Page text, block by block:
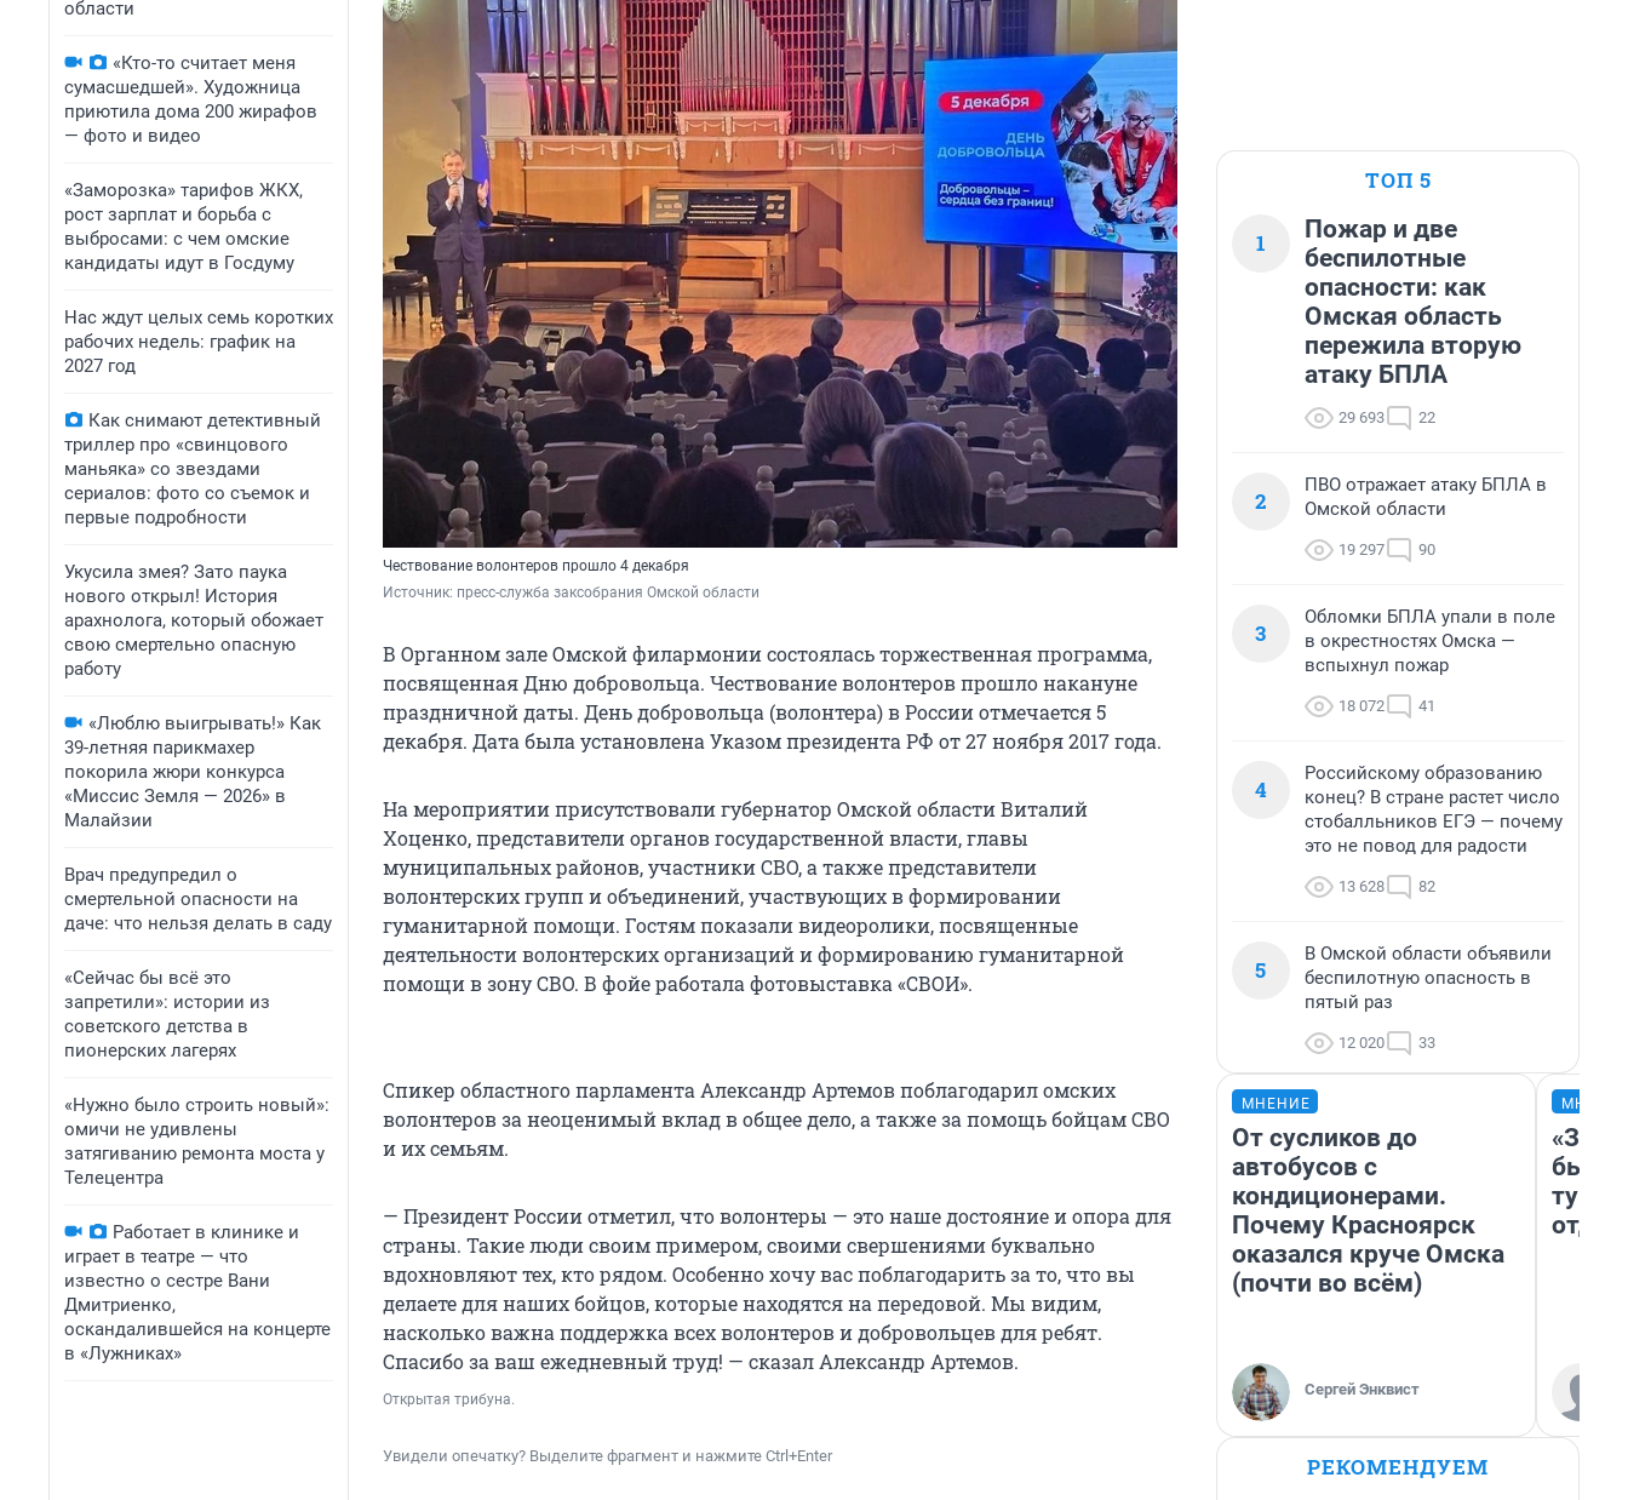
области
«Кто-то считает меня
сумасшедшей». Художница
приютила дома 200 жирафов
— фото и видео
«Заморозка» тарифов ЖКХ,
рост зарплат и борьба с
выбросами: с чем омские
кандидаты идут в Госдуму
Нас ждут целых семь коротких
рабочих недель: график на
2027 год
Как снимают детективный
триллер про «свинцового
маньяка» со звездами
сериалов: фото со съемок и
первые подробности
Укусила змея? Зато паука
нового открыл! История
арахнолога, который обожает
свою смертельно опасную
работу
«Люблю выигрывать!» Как
39-летняя парикмахер
покорила жюри конкурса
«Миссис Земля — 2026» в
Малайзии
Врач предупредил о
смертельной опасности на
даче: что нельзя делать в саду
«Сейчас бы всё это
запретили»: истории из
советского детства в
пионерских лагерях
«Нужно было строить новый»:
омичи не удивлены
затягиванию ремонта моста у
Телецентра
Работает в клинике и
играет в театре — что
известно о сестре Вани
Дмитриенко,
оскандалившейся на концерте
в «Лужниках»
Чествование волонтеров прошло 4 декабря
Источник: пресс-служба заксобрания Омской области
В Органном зале Омской филармонии состоялась торжественная программа,
посвященная Дню добровольца. Чествование волонтеров прошло накануне
праздничной даты. День добровольца (волонтера) в России отмечается 5
декабря. Дата была установлена Указом президента РФ от 27 ноября 2017 года.
На мероприятии присутствовали губернатор Омской области Виталий
Хоценко, представители органов государственной власти, главы
муниципальных районов, участники СВО, а также представители
волонтерских групп и объединений, участвующих в формировании
гуманитарной помощи. Гостям показали видеоролики, посвященные
деятельности волонтерских организаций и формированию гуманитарной
помощи в зону СВО. В фойе работала фотовыставка «СВОИ».
Спикер областного парламента Александр Артемов поблагодарил омских
волонтеров за неоценимый вклад в общее дело, а также за помощь бойцам СВО
и их семьям.
— Президент России отметил, что волонтеры — это наше достояние и опора для
страны. Такие люди своим примером, своими свершениями буквально
вдохновляют тех, кто рядом. Особенно хочу вас поблагодарить за то, что вы
делаете для наших бойцов, которые находятся на передовой. Мы видим,
насколько важна поддержка всех волонтеров и добровольцев для ребят.
Спасибо за ваш ежедневный труд! — сказал Александр Артемов.
Открытая трибуна.
Увидели опечатку? Выделите фрагмент и нажмите Ctrl+Enter
ТОП 5
1
Пожар и две
беспилотные
опасности: как
Омская область
пережила вторую
атаку БПЛА
29 693 22
2
ПВО отражает атаку БПЛА в
Омской области
19 297 90
3
Обломки БПЛА упали в поле
в окрестностях Омска —
вспыхнул пожар
18 072 41
4
Российскому образованию
конец? В стране растет число
стобалльников ЕГЭ — почему
это не повод для радости
13 628 82
5
В Омской области объявили
беспилотную опасность в
пятый раз
12 020 33
МНЕНИЕ
От сусликов до
автобусов с
кондиционерами.
Почему Красноярск
оказался круче Омска
(почти во всём)
Сергей Энквист
«За
были
РЕКОМЕНДУЕМ